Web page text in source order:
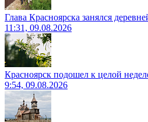
Глава Красноярска занялся
11:31, 09.08.2026
Красноярск подошел к целой
9:54, 09.08.2026